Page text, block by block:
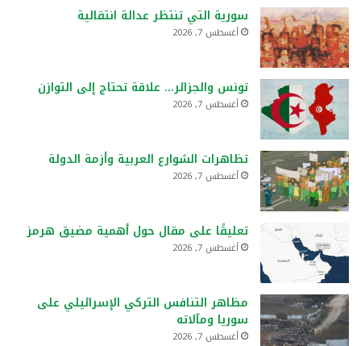
سورية التي تنتظر عدالة انتقالية
أغسطس 7, 2026
تونس والجزائر… علاقة تحتاج إلى التوازن
أغسطس 7, 2026
تظاهرات الشوارع العربية وأزمة الدولة
أغسطس 7, 2026
تعليقًا على مقال حول أهمية مضيق هرمز
أغسطس 7, 2026
مظاهر التنافس التركي الإسرائيلي على
سوريا ومآلاته
أغسطس 7, 2026